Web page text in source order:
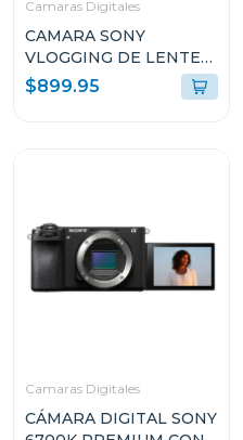
Camaras Digitales
CAMARA SONY
VLOGGING DE LENTE
FIJO ZV1-II
$899.95
Camaras Digitales
CÁMARA DIGITAL SONY